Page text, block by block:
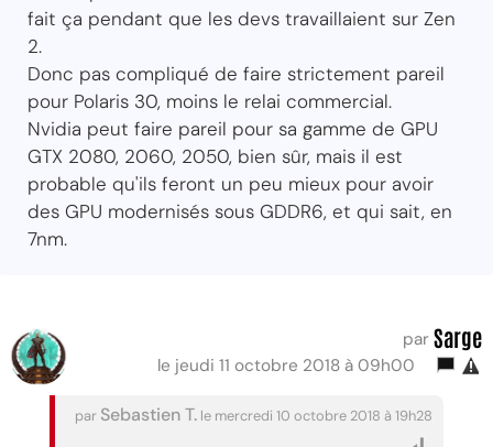
fait ça pendant que les devs travaillaient sur Zen
2.
Donc pas compliqué de faire strictement pareil
pour Polaris 30, moins le relai commercial.
Nvidia peut faire pareil pour sa gamme de GPU
GTX 2080, 2060, 2050, bien sûr, mais il est
probable qu'ils feront un peu mieux pour avoir
des GPU modernisés sous GDDR6, et qui sait, en
7nm.
par Sarge
le jeudi 11 octobre 2018 à 09h00
par Sebastien T. le mercredi 10 octobre 2018 à 19h28